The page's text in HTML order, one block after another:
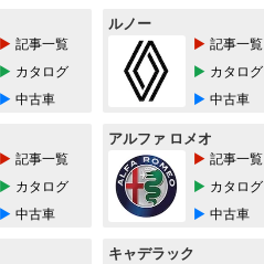
記事一覧
カタログ
中古車
ルノー
記事一覧
カタログ
中古車
記事一覧
カタログ
中古車
アルファ ロメオ
記事一覧
カタログ
中古車
キャデラック